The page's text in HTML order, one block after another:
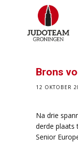
Brons
12 OKTOBER
Na drie
derde plaats
Senior